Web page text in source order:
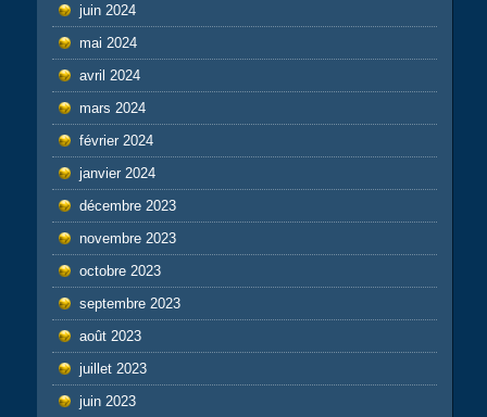
juin 2024
mai 2024
avril 2024
mars 2024
février 2024
janvier 2024
décembre 2023
novembre 2023
octobre 2023
septembre 2023
août 2023
juillet 2023
juin 2023